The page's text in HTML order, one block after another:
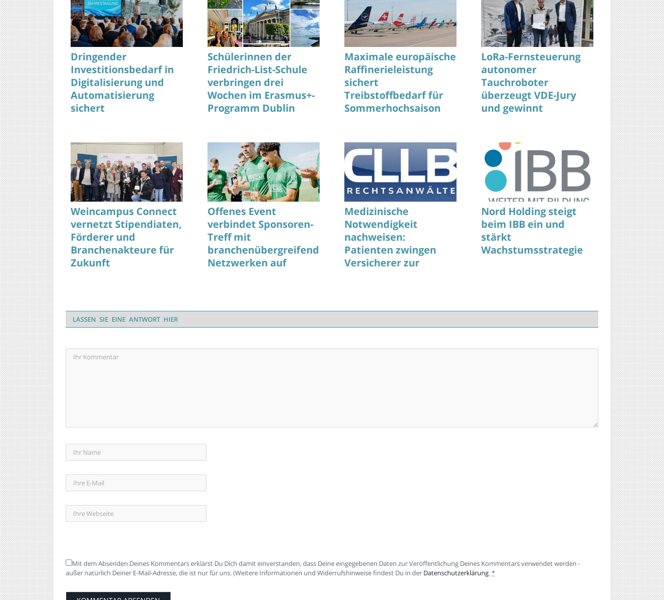
Dringender
Investitionsbedarf in
Digitalisierung und
Automatisierung
sichert
Schülerinnen der
Friedrich-List-Schule
verbringen drei
Wochen im Erasmus+-
Programm Dublin
Maximale europäische
Raffinerieleistung
sichert
Treibstoffbedarf für
Sommerhochsaison
LoRa-Fernsteuerung
autonomer
Tauchroboter
überzeugt VDE-Jury
und gewinnt
Weincampus Connect
vernetzt Stipendiaten,
Förderer und
Branchenakteure für
Zukunft
Offenes Event
verbindet Sponsoren-
Treff mit
branchenübergreifendem
Netzwerken auf
Medizinische
Notwendigkeit
nachweisen:
Patienten zwingen
Versicherer zur
Nord Holding steigt
beim IBB ein und
stärkt
Wachstumsstrategie
LASSEN SIE EINE ANTWORT HIER
Mit dem Absenden Deines Kommentars erklärst Du Dich damit einverstanden, dass Deine eingegebenen Daten zur Veröffentlichung Deines Kommentars verwendet werden -
außer natürlich Deiner E-Mail-Adresse, die ist nur für uns. (Weitere Informationen und Widerrufshinweise findest Du in der Datenschutzerklärung.*